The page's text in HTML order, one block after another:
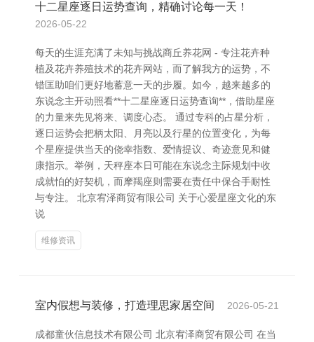
十二星座逐日运势查询，精确讨论每一天！
2026-05-22
每天的生涯充满了未知与挑战商丘养花网 - 专注花卉种
植及花卉养殖技术的花卉网站，而了解我方的运势，不
错匡助咱们更好地蓄意一天的步履。如今，越来越多的
东说念主开动照看**十二星座逐日运势查询**，借助星座
的力量来先见将来、调度心态。 通过专科的占星分析，
逐日运势会把柄太阳、月亮以及行星的位置变化，为每
个星座提供当天的侥幸指数、爱情提议、奇迹意见和健
康指示。举例，天秤座本日可能在东说念主际规划中收
成就怕的好契机，而摩羯座则需要在责任中保合手耐性
与专注。 北京宥泽商贸有限公司 关于心爱星座文化的东
说
维修资讯
室内假想与装修，打造理思家居空间 2026-05-21
成都童伙信息技术有限公司 北京宥泽商贸有限公司 在当